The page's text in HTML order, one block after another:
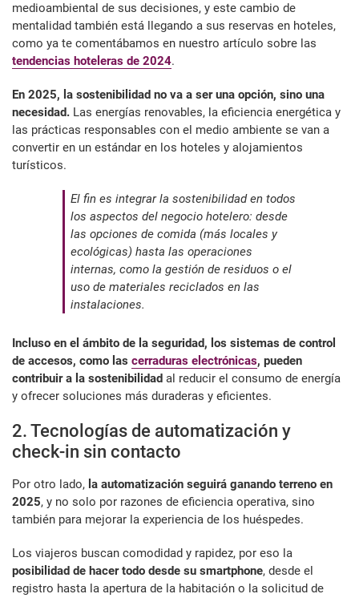
medioambiental de sus decisiones, y este cambio de
mentalidad también está llegando a sus reservas en hoteles,
como ya te comentábamos en nuestro artículo sobre las
tendencias hoteleras de 2024.
En 2025, la sostenibilidad no va a ser una opción, sino una
necesidad. Las energías renovables, la eficiencia energética y
las prácticas responsables con el medio ambiente se van a
convertir en un estándar en los hoteles y alojamientos
turísticos.
El fin es integrar la sostenibilidad en todos
los aspectos del negocio hotelero: desde
las opciones de comida (más locales y
ecológicas) hasta las operaciones
internas, como la gestión de residuos o el
uso de materiales reciclados en las
instalaciones.
Incluso en el ámbito de la seguridad, los sistemas de control
de accesos, como las cerraduras electrónicas, pueden
contribuir a la sostenibilidad al reducir el consumo de energía
y ofrecer soluciones más duraderas y eficientes.
2. Tecnologías de automatización y
check-in sin contacto
Por otro lado, la automatización seguirá ganando terreno en
2025, y no solo por razones de eficiencia operativa, sino
también para mejorar la experiencia de los huéspedes.
Los viajeros buscan comodidad y rapidez, por eso la
posibilidad de hacer todo desde su smartphone, desde el
registro hasta la apertura de la habitación o la solicitud de